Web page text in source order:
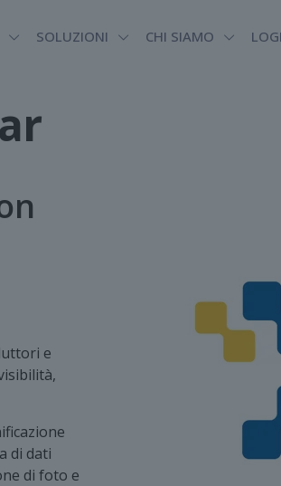
SOLUZIONI CHI SIAMO
e
di dati
di foto e